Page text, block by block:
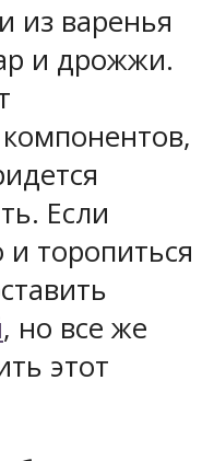
из варенья
и дрожжи.
Если
торопиться
, но все же
этот